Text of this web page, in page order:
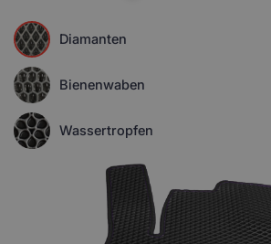
Diamanten
Bienenwaben
Wassertropfen